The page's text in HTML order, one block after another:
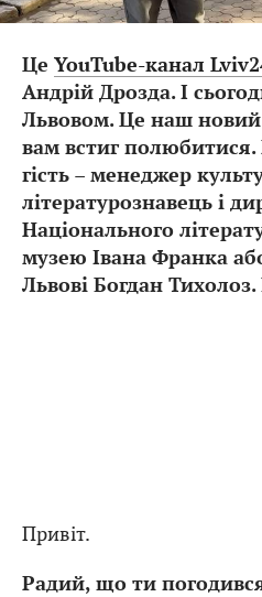
Це YouTube-канал
Андрій Дрозда. І
Львовом. Це наш
вам встиг
гість – менеджер
літературознавець і
Національного
музею Івана Франка
Львові Богдан
Привіт.
Радий, що ти